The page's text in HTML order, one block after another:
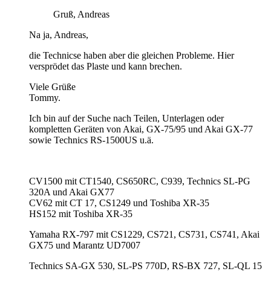
Gruß, Andreas
Na ja, Andreas,
die Technicse haben aber die gleichen Probleme. Hier
versprödet das Plaste und kann brechen.
Viele Grüße
Tommy.
Ich bin auf der Suche nach Teilen, Unterlagen oder
kompletten Geräten von Akai, GX-75/95 und Akai GX-77
sowie Technics RS-1500US u.ä.
CV1500 mit CT1540, CS650RC, C939, Technics SL-PG
320A und Akai GX77
CV62 mit CT 17, CS1249 und Toshiba XR-35
HS152 mit Toshiba XR-35
Yamaha RX-797 mit CS1229, CS721, CS731, CS741, Akai
GX75 und Marantz UD7007
Technics SA-GX 530, SL-PS 770D, RS-BX 727, SL-QL 15